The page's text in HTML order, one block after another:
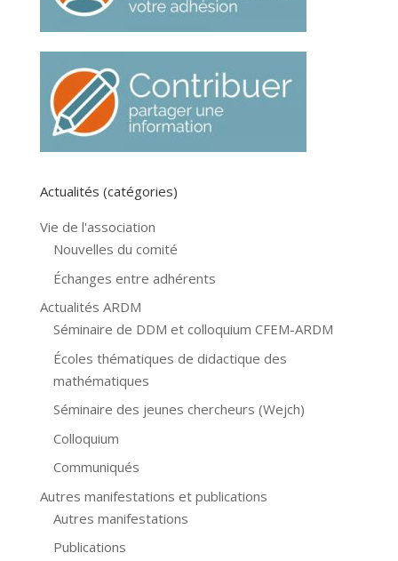
Actualités (catégories)
Vie de l'association
Nouvelles du comité
Échanges entre adhérents
Actualités ARDM
Séminaire de DDM et colloquium CFEM-ARDM
Écoles thématiques de didactique des
mathématiques
Séminaire des jeunes chercheurs (Wejch)
Colloquium
Communiqués
Autres manifestations et publications
Autres manifestations
Publications